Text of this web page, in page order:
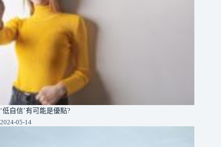
‘低自信’有可能是優點?
2024-05-14